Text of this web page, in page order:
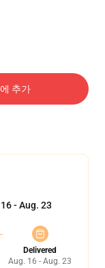
추가
- Aug. 23
Delivered
Aug. 16 - Aug. 23